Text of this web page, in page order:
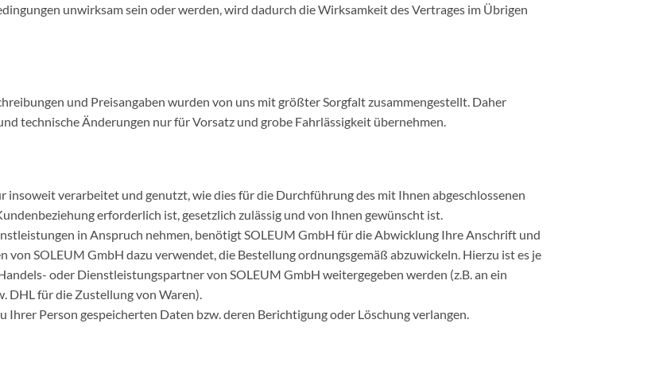
unwirksam sein oder werden, wird dadurch die Wirksamkeit des Vertrages im Übrigen
und Preisangaben wurden von uns mit größter Sorgfalt zusammengestellt. Daher
technische Änderungen nur für Vorsatz und grobe Fahrlässigkeit übernehmen.
insoweit verarbeitet und genutzt, wie dies für die Durchführung des mit Ihnen abgeschlossenen
erforderlich ist, gesetzlich zulässig und von Ihnen gewünscht ist.
in Anspruch nehmen, benötigt SOLEUM GmbH für die Abwicklung Ihre Anschrift und
von SOLEUM GmbH dazu verwendet, die Bestellung ordnungsgemäß abzuwickeln. Hierzu ist es je
oder Dienstleistungspartner von SOLEUM GmbH weitergegeben werden (z.B. an ein
DHL für die Zustellung von Waren).
Person gespeicherten Daten bzw. deren Berichtigung oder Löschung verlangen.